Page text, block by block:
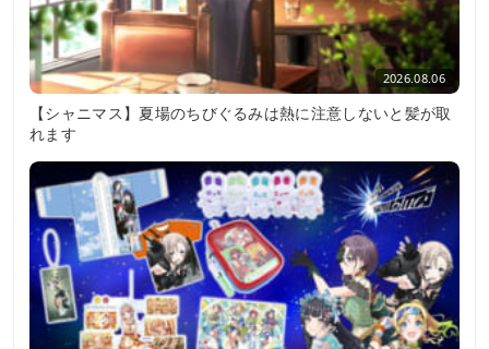
2026.08.06
【シャニマス】夏場のちびぐるみは熱に注意しないと髪が取
れます